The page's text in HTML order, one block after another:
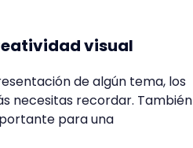
visual
de algún tema, los
necesitas recordar. También
para una